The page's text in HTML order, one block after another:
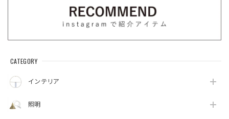
CATEGORY
インテリア
照明